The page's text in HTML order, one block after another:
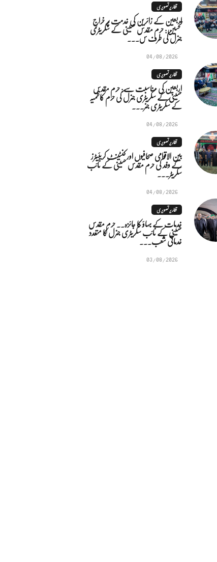
تقاریر تصویری
اربعین کے زائرین کی خدمت پر خراجِ
تحسین: حرم مقدس حسینی کے سکریٹری
جنرل کی طرف س...
04/08/2026
تقاریر تصویری
اربعین کی مناسبت سے: حرم مقدس
حسینی کے سکریٹری جنرل کی حرم کاظمیہ
کے سکریٹری جنر...
04/08/2026
تقاریر تصویری
بین الاقوامی صحافیوں اور کنٹینٹ کریئیٹرز
کے وفد کی حرم مقدس حسینی کے نائب
سکریٹر...
04/08/2026
تقاریر تصویری
خدمات کے بہاؤ کا جائزہ.. حرم مقدس
حسینی کے نائب سکریٹری جنرل کا متعدد
خدماتی شعب...
03/08/2026